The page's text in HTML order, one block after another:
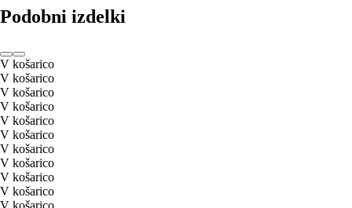
Podobni izdelki
V košarico
V košarico
V košarico
V košarico
V košarico
V košarico
V košarico
V košarico
V košarico
V košarico
V košarico